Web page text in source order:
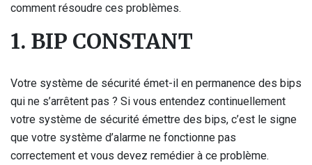
comment résoudre ces problèmes.
1. BIP CONSTANT
Votre système de sécurité émet-il en permanence des bips
qui ne s’arrêtent pas ? Si vous entendez continuellement
votre système de sécurité émettre des bips, c’est le signe
que votre système d’alarme ne fonctionne pas
correctement et vous devez remédier à ce problème.